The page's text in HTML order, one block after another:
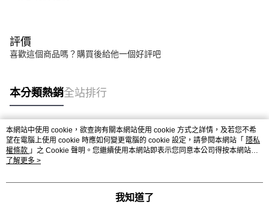
評價
喜歡這個商品嗎？購買後給他一個好評吧
本分類熱銷全站排行
熱門標籤
本網站中使用 cookie，欲查詢有關本網站使用 cookie 方式之詳情，及若您不希
望在電腦上使用 cookie 時應如何變更電腦的 cookie 設定，請參閱本網站「 隱私
權條款 」之 Cookie 聲明。您繼續使用本網站即表示您同意本公司得按本網站使
用條款之 Cookie 聲明使用 cookie。
了解更多 >
我知道了